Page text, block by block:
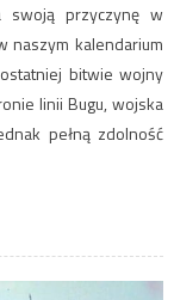
swoją przyczynę w
naszym kalendarium
bitwie wojny
linii Bugu, wojska
pełną zdolność